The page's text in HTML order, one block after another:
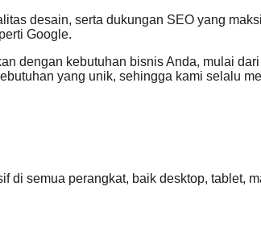
desain, serta dukungan SEO yang
Google.
dengan kebutuhan bisnis Anda, mulai
yang unik, sehingga kami selalu
di semua perangkat, baik desktop, tablet,